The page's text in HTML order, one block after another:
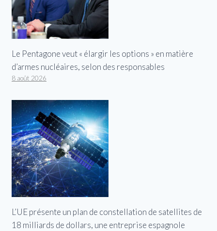
Le Pentagone veut « élargir les options » en matière
d’armes nucléaires, selon des responsables
8 août 2026
L’UE présente un plan de constellation de satellites de
18 milliards de dollars, une entreprise espagnole